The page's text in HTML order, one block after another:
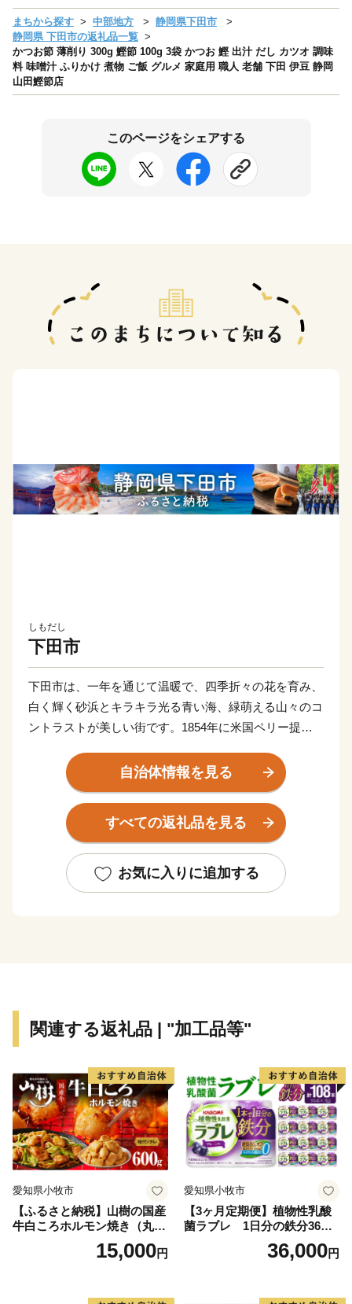
まちから探す 中部地方
静岡県下田市
静岡県 下田市の返礼品一覧
かつお節 薄削り 300g 鰹節 100g 3袋 かつお 鰹 出汁 だし カツオ 調味
料 味噌汁 ふりかけ 煮物 ご飯 グルメ 家庭用 職人 老舗 下田 伊豆 静岡
山田鰹節店
このページをシェアする
しもだし
下田市
下田市は、一年を通じて温暖で、四季折々の花を育み、
白く輝く砂浜とキラキラ光る青い海、緑萌える山々のコ
ントラストが美しい街です。1854年に米国ペリー提督
場所となり、歴史的遺産も数多く残されております。
豊富な湯量を誇る温泉や、豊かな自然の恵みを満喫でき
る山海の幸、様々な魅力があふれる「ふるさと下田」を
応援寄附を通じて皆様にお伝えしていきます。
【お問い合わせ先】
株式会社パンクチュアル
自治体情報を見る
すべての返礼品を見る
お気に入りに追加する
関連する返礼品 | "加工品等"
愛知県小牧市
【ふるさと納税】山樹の国産
牛白ころホルモン焼き（丸
15,000円
愛知県小牧市
【3ヶ月定期便】植物性乳酸
菌ラブレ 1日分の鉄分36本
（計108本） [052S10-T]
36,000円